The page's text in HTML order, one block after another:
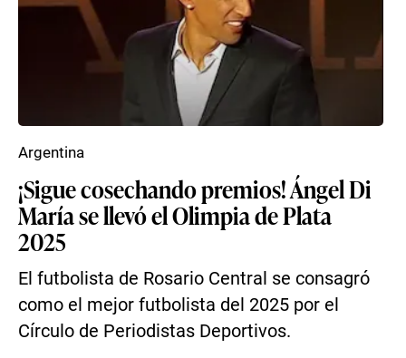
¡Sigue cosechando premios! Ángel Di
María se llevó el Olimpia de Plata
2025
El futbolista de Rosario Central se consagró
como el mejor futbolista del 2025 por el
Círculo de Periodistas Deportivos.
Argentina